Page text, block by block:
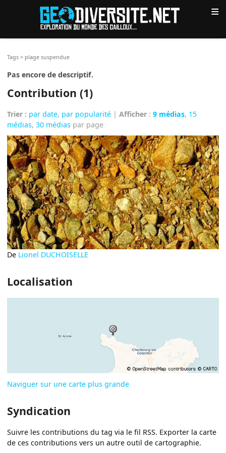
≡
Tags > plage suspendue
Pas encore de descriptif.
Contribution (1)
Trier : par date, par popularité |Afficher :9 médias, 15
médias,30 médias par page
De Lionel DUCHOISELLE
Localisation
Naviguer sur une carte plus grande
Syndication
Suivre les contributions du tag via le fil RSS. Exporter la carte
de ces contributions vers un autre outil de cartographie.